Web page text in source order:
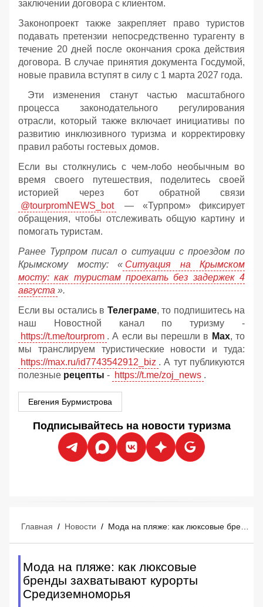
заключении договора с клиентом.
Законопроект также закрепляет право туристов
подавать претензии непосредственно турагенту в
течение 20 дней после окончания срока действия
договора. В случае принятия документа Госдумой,
новые правила вступят в силу с 1 марта 2027 года.
Эти изменения станут частью масштабного
процесса законодательного регулирования
отрасли, который также включает инициативы по
развитию инклюзивного туризма и корректировку
правил работы гостевых домов.
Если вы столкнулись с чем-лобо необычным во
время своего путешествия, поделитесь своей
историей через бот обратной связи
@tourpromNEWS_bot
— «Турпром» фиксирует
обращения, чтобы отслеживать общую картину и
помогать туристам.
Ранее Турпром писал о ситуации с проездом по
Крымскому мосту: « Ситуация на Крымском
мосту: как туристам проехать без задержек 4
августа ».
Если вы остались в Телеграме, то подпишитесь на
наш Новостной канал по туризму -
https://t.me/tourprom . А если вы перешли в Мах, то
мы транслируем туристические новости и туда:
https://max.ru/id7743542912_biz . А тут публикуются
полезные рецепты - https://t.me/zoj_news .
Евгения Бурмистрова
Подписывайтесь на новости туризма
Главная / Новости / Мода на пляже: как люксовые бренды захватывают курорты Средиземноморья
Мода на пляже: как люксовые
бренды захватывают курорты
Средиземноморья